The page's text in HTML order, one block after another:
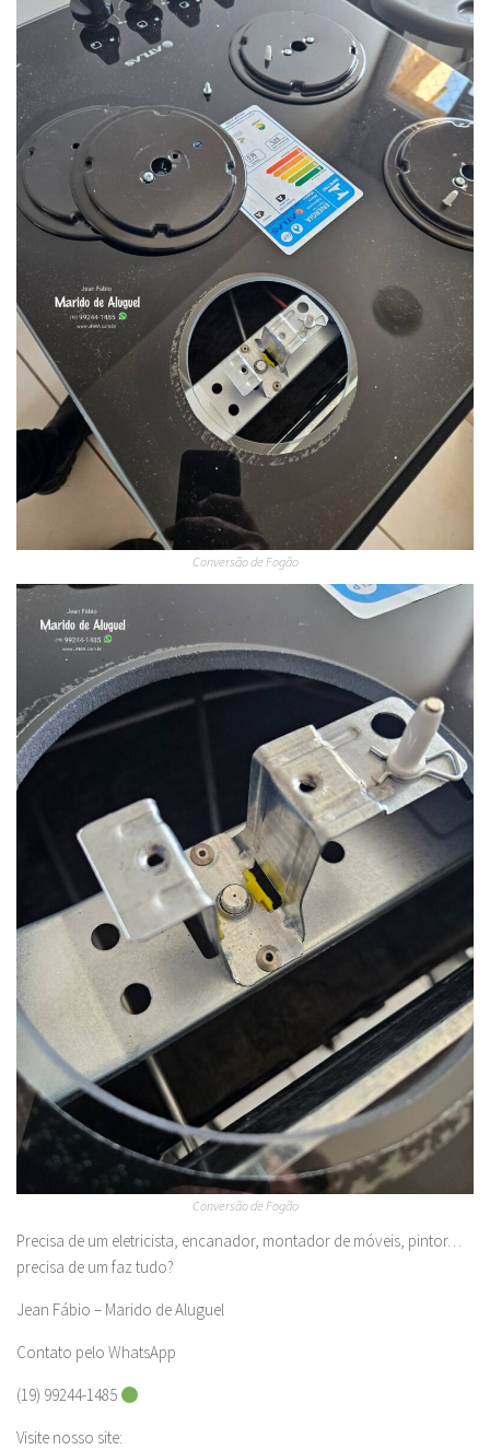
Conversão de Fogão
Conversão de Fogão
Precisa de um eletricista, encanador, montador de móveis, pintor…
precisa de um faz tudo?
Jean Fábio – Marido de Aluguel
Contato pelo WhatsApp
(19) 99244-1485
Visite nosso site: